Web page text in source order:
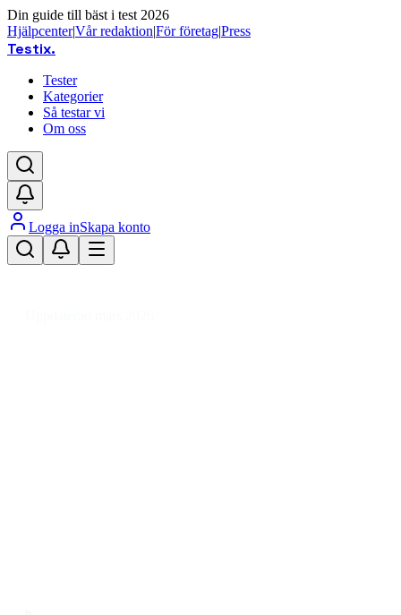
Din guide till bäst i test 2026
Hjälpcenter|Vår redaktion|För företag|Press
Testix.
Tester
Kategorier
Så testar vi
Om oss
Logga inSkapa konto